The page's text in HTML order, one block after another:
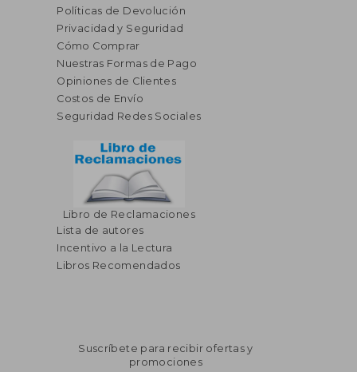
Políticas de Devolución
Privacidad y Seguridad
Cómo Comprar
Nuestras Formas de Pago
Opiniones de Clientes
Costos de Envío
Seguridad Redes Sociales
Libro de Reclamaciones
Lista de autores
Incentivo a la Lectura
Libros Recomendados
Suscríbete para recibir ofertas y
promociones